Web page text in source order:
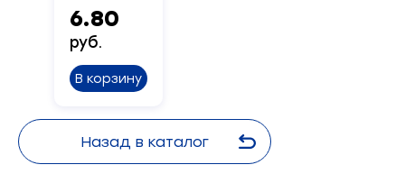
6.80
руб.
В корзину
Назад в каталог